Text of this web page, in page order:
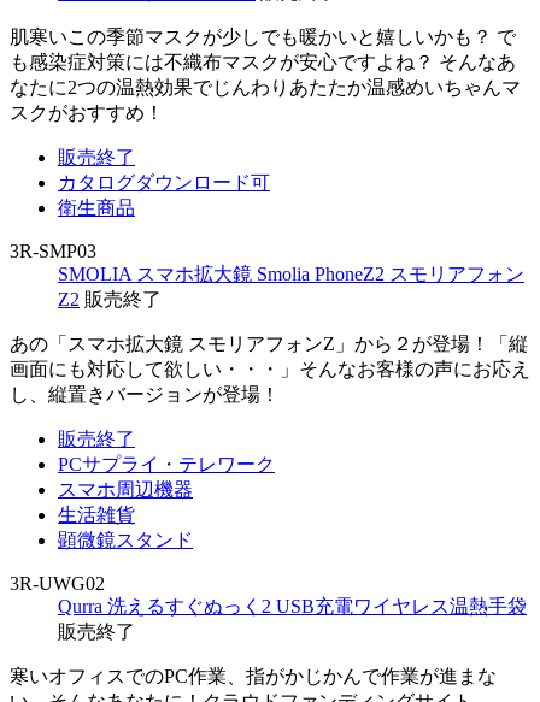
肌寒いこの季節マスクが少しでも暖かいと嬉しいかも？ で
も感染症対策には不織布マスクが安心ですよね？ そんなあ
なたに2つの温熱効果でじんわりあたたか温感めいちゃんマ
スクがおすすめ！
販売終了
カタログダウンロード可
衛生商品
3R-SMP03
SMOLIA スマホ拡大鏡 Smolia PhoneZ2 スモリアフォン
Z2 販売終了
あの「スマホ拡大鏡 スモリアフォンZ」から２が登場！「縦
画面にも対応して欲しい・・・」そんなお客様の声にお応え
し、縦置きバージョンが登場！
販売終了
PCサプライ・テレワーク
スマホ周辺機器
生活雑貨
顕微鏡スタンド
3R-UWG02
Qurra 洗えるすぐぬっく2 USB充電ワイヤレス温熱手袋
販売終了
寒いオフィスでのPC作業、指がかじかんで作業が進まな